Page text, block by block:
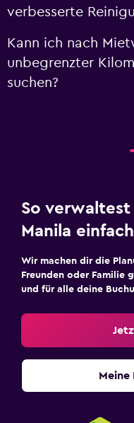
verbesserte
Kann ich nach
unbegrenzter
suchen?
So
Manila
Wir machen dir die
Freunden oder Familie
und für alle deine
Meine